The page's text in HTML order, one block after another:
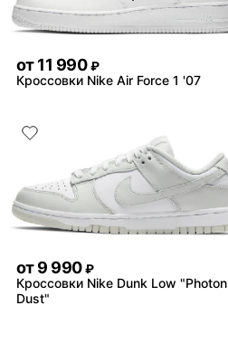
от11 990 ₽
Кроссовки Nike Air Force 1 '07
от9 990 ₽
Кроссовки Nike Dunk Low "Photon
Dust"